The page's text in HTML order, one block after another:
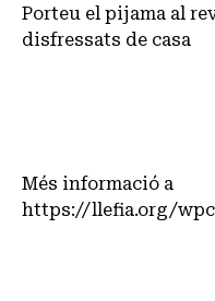
Porteu el pijama al
disfressats de casa
Més informació a
https://llefia.org/